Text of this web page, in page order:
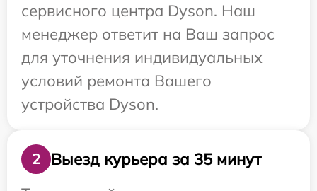
сервисного центра Dyson. Наш
менеджер ответит на Ваш запрос
для уточнения индивидуальных
условий ремонта Вашего
устройства Dyson.
2
Выезд курьера за 35 минут